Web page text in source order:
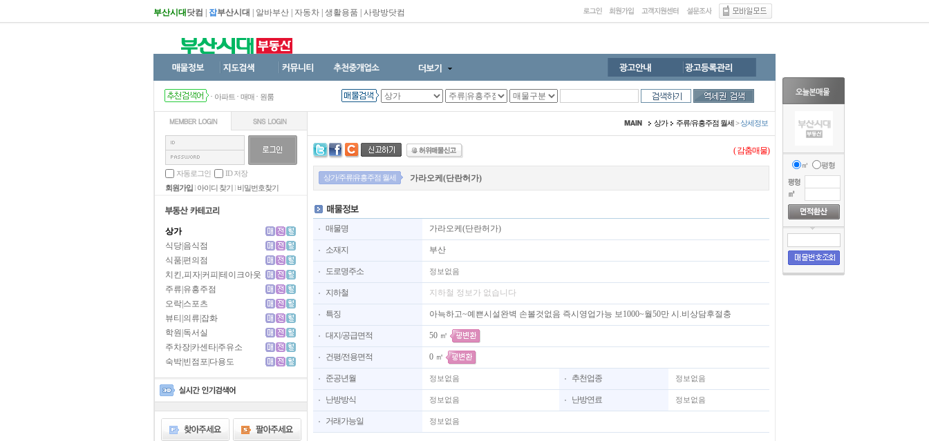
부산시대 닷컴 잡부산시대 알바부산 자동차 생활용품 사랑방닷컴
㎡ 평형
· 아파트 · 매매 · 원룸
자동로그인
ID 저장
회원가입 l 아이디 찾기 l 비밀번호찾기
상가
식당|음식점
식품|편의점
치킨,피자|커피|테이크아웃
주류|유흥주점
오락|스포츠
뷰티|의류|잡화
학원|독서실
주차장|카센타|주유소
숙박|빈점포|다용도
상가 주류/유흥주점 월세>상세정보
(감춤매물)
상가/주류|유흥주점 월세 가라오케(단란허가)
매물명 가라오케(단란허가)
소재지 부산
도로명주소 정보없음
지하철 지하철 정보가 없습니다
특징 아늑하고~예쁜시설완벽 손볼것없음 즉시영업가능 보1000~월50만 시.비상담후절충
대지/공급면적 50 ㎡
건평/전용면적 0 ㎡
준공년월 정보없음 추천업종 정보없음
난방방식 정보없음 난방연료 정보없음
거래가능일 정보없음